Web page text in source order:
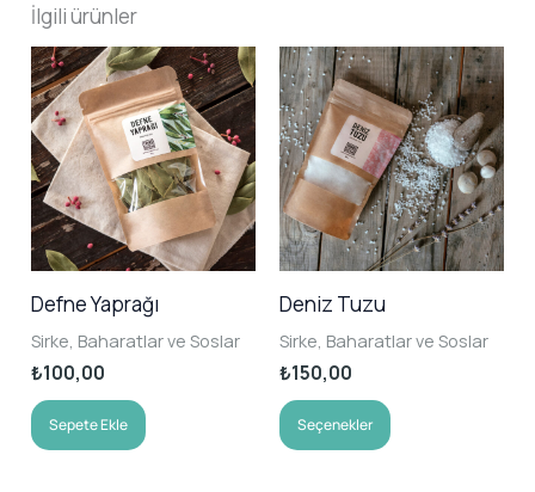
İlgili ürünler
Defne Yaprağı
Sirke, Baharatlar ve Soslar
₺100,00
Sepete Ekle
Deniz Tuzu
Sirke, Baharatlar ve Soslar
₺150,00
Seçenekler
Bu
ürünün